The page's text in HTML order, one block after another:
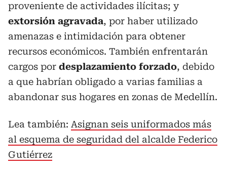
proveniente de actividades ilícitas; y
extorsión agravada, por haber utilizado
amenazas e intimidación para obtener
recursos económicos. También enfrentarán
cargos por desplazamiento forzado, debido
a que habrían obligado a varias familias a
abandonar sus hogares en zonas de Medellín.
Lea también: Asignan seis uniformados más
al esquema de seguridad del alcalde Federico
Gutiérrez